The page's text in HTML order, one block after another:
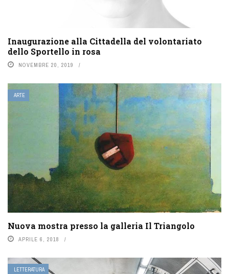
Inaugurazione alla Cittadella del volontariato
dello Sportello in rosa
NOVEMBRE 20, 2019
ARTE
Nuova mostra presso la galleria Il Triangolo
APRILE 6, 2018
LETTERATURA